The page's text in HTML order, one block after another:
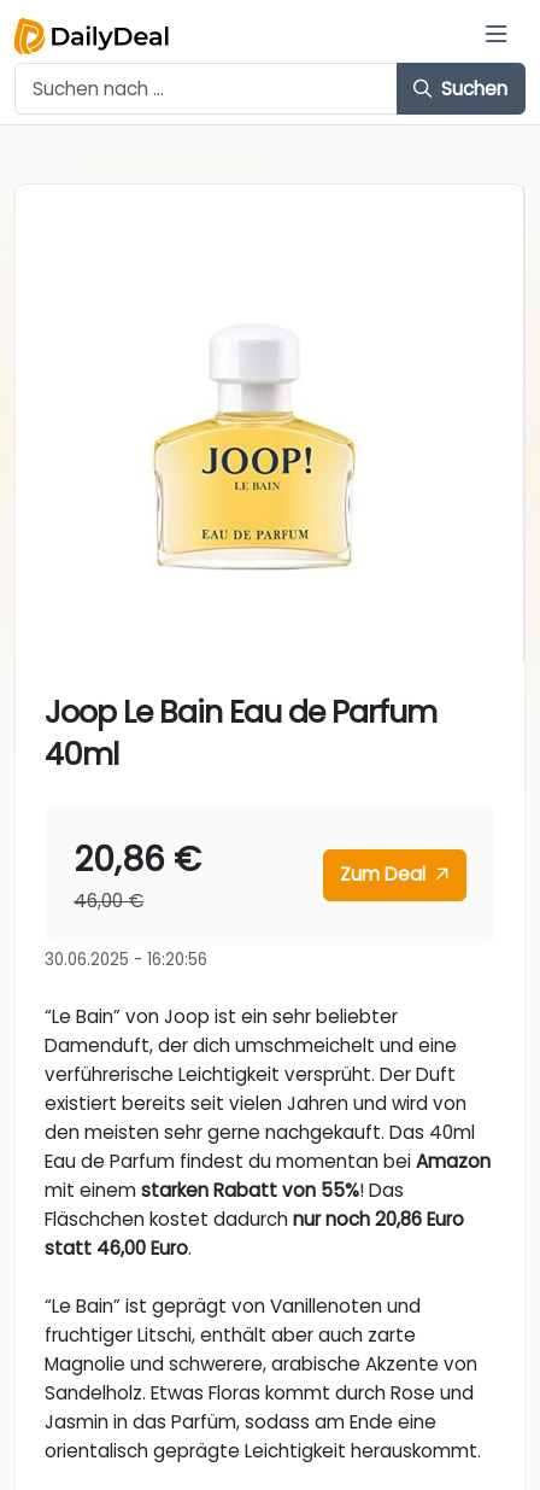
Suchen
Joop Le Bain Eau de Parfum
40ml
20,86 €
46,00 €
Zum Deal
30.06.2025 - 16:20:56
“Le Bain” von Joop ist ein sehr beliebter
Damenduft, der dich umschmeichelt und eine
verführerische Leichtigkeit versprüht. Der Duft
existiert bereits seit vielen Jahren und wird von
den meisten sehr gerne nachgekauft. Das 40ml
Eau de Parfum findest du momentan beiAmazon
mit einemstarken Rabatt von 55%! Das
Fläschchen kostet dadurchnur noch 20,86 Euro
statt 46,00 Euro.
“Le Bain” ist geprägt von Vanillenoten und
fruchtiger Litschi, enthält aber auch zarte
Magnolie und schwerere, arabische Akzente von
Sandelholz. Etwas Floras kommt durch Rose und
Jasmin in das Parfüm, sodass am Ende eine
orientalisch geprägte Leichtigkeit herauskommt.